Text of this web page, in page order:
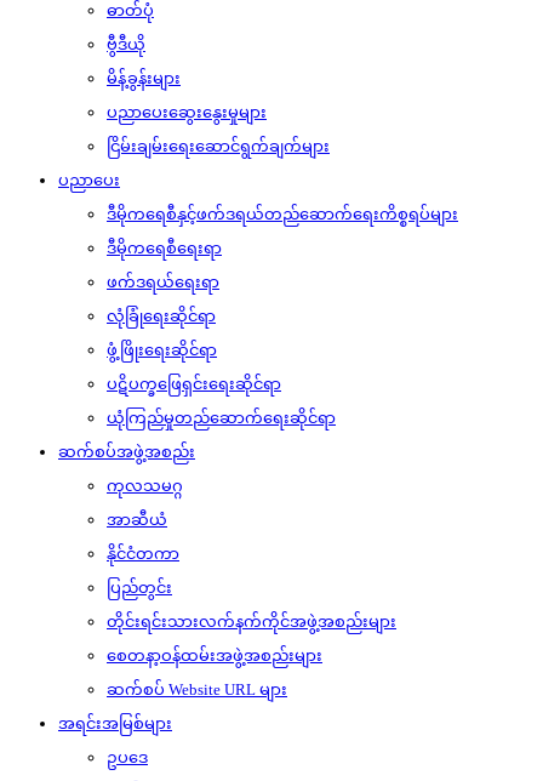
ဓာတ်ပုံ
ဗွီဒီယို
မိန့်ခွန်းများ
ပညာပေးဆွေးနွေးမှုများ
ငြိမ်းချမ်းရေးဆောင်ရွက်ချက်များ
ပညာပေး
ဒီမိုကရေစီနှင့်ဖက်ဒရယ်တည်ဆောက်‌ရေးကိစ္စရပ်များ
ဒီမိုကရေစီရေးရာ
ဖက်ဒရယ်ရေးရာ
လုံခြုံရေးဆိုင်ရာ
ဖွံ့ဖြိုးရေးဆိုင်ရာ
ပဋိပက္ခဖြေရှင်းရေးဆိုင်ရာ
ယုံကြည်မှုတည်ဆောက်ရေးဆိုင်ရာ
ဆက်စပ်အဖွဲ့အစည်း
ကုလသမဂ္ဂ
အာဆီယံ
နိုင်ငံတကာ
ပြည်တွင်း
တိုင်းရင်းသားလက်နက်ကိုင်အဖွဲ့အစည်းများ
စေတနာ့ဝန်ထမ်းအဖွဲ့အစည်းများ
ဆက်စပ် Website URL များ
အရင်းအမြစ်များ
ဥပဒေ